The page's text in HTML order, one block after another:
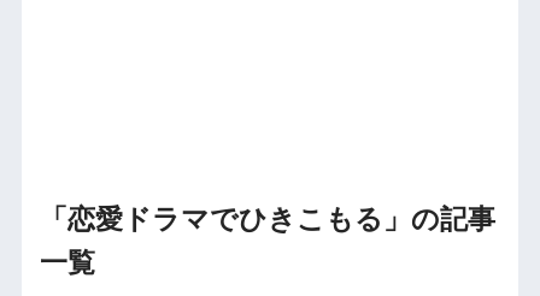
「恋愛ドラマでひきこもる」の記事
一覧